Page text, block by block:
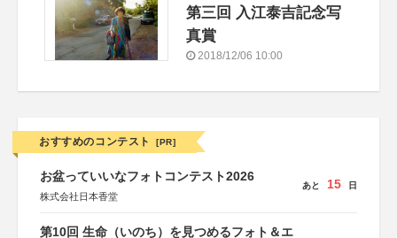
第三回 入江泰吉記念写
真賞
2018/12/06 10:00
おすすめのコンテスト [PR]
お盆っていいなフォトコンテスト2026
株式会社日本香堂
あと 15 日
第10回 生命（いのち）を見つめるフォト＆エ